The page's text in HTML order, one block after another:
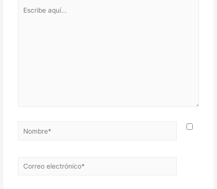
Nombre*
Correo